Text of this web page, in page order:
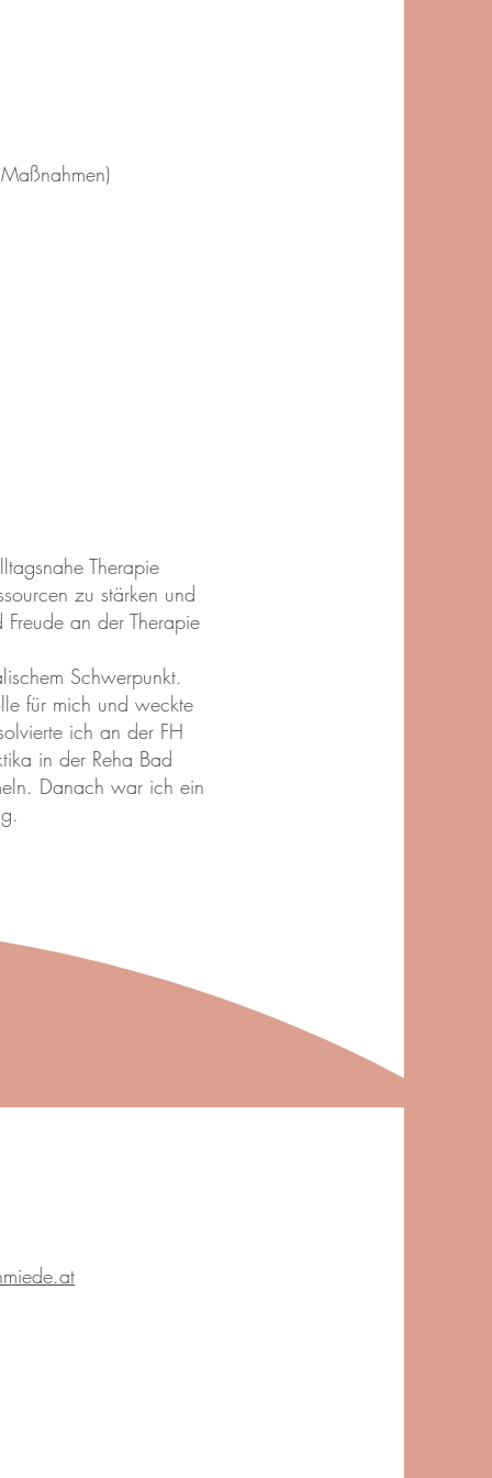
Therapie
zu stärken und
an der Therapie
Schwerpunkt.
für mich und weckte
ich an der FH
in der Reha Bad
Danach war ich ein